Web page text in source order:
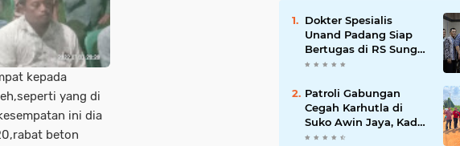
kepada
yang di
ini dia
beton
Dokter Spesialis
Unand Padang Siap
Bertugas di RS Sungai
Bahar, Bupati BBS
Patroli Gabungan
Cegah Karhutla di
Suko Awin Jaya, Kades
Idawati Gandeng PT